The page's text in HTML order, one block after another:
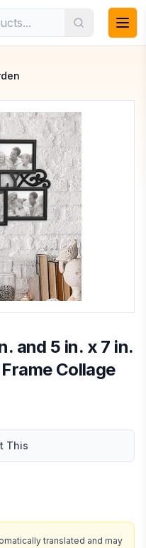
and 5 in. x 7 in.
Collage
This
translated and may